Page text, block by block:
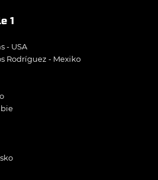
1
- USA
Rodríguez - Mexiko